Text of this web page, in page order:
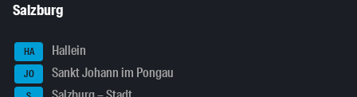
Salzburg
HA Hallein
JO Sankt Johann im Pongau